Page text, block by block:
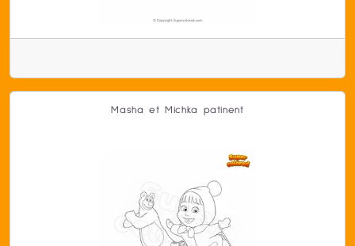
Masha et Michka patinent